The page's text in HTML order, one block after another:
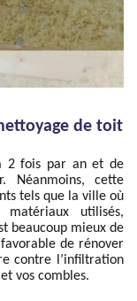
de toit
2 fois par an et de
Néanmoins, cette
tels que la ville où
utilisés,
beaucoup mieux de
de rénover
contre l’infiltration
vos combles.